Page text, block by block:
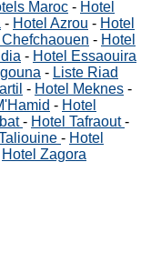
Maroc - Hotel
- Hotel Azrou - Hotel
- Hotel
- Hotel Essaouira
- Liste Riad
- Hotel Meknes -
- Hotel
- Hotel Tafraout-
- Hotel
Hotel Zagora